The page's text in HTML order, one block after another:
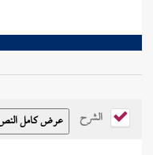
الشرح